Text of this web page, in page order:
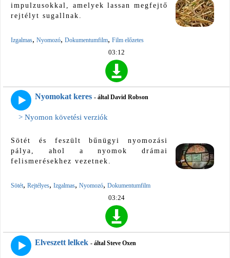
impulzusokkal, amelyek lassan megfejtő
rejtélyt sugallnak.
Izgalmas, Nyomozó, Dokumentumfilm, Film előzetes
03:12
Nyomokat keres - által David Robson
> Nyomon követési verziók
Sötét és feszült bűnügyi nyomozási
pálya, ahol a nyomok drámai
felismerésekhez vezetnek.
Sötét, Rejtélyes, Izgalmas, Nyomozó, Dokumentumfilm
03:24
Elveszett lelkek - által Steve Oxen